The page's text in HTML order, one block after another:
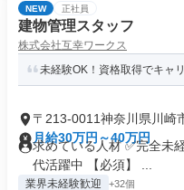
NEW 正社員
建物管理スタッフ
株式会社互幸ワークス
未経験OK！資格取得でキャ
〒213-0011神奈川県川崎
月給30万円～40万円
求めている人材 ✅完全未
代活躍中 【必須】 ...
業界未経験歓迎 +32個